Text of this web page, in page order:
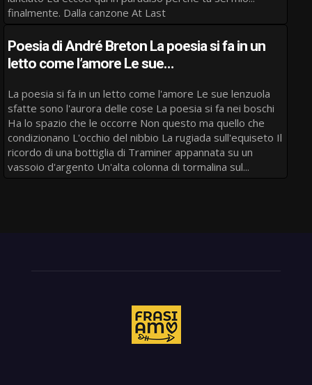
finalmente. Dalla canzone At Last
Poesia di André Breton La poesia si fa in un
letto come l’amore Le sue…
La poesia si fa in un letto come l'amore Le sue lenzuola
sfatte sono l'aurora delle cose La poesia si fa nei boschi
Ha lo spazio che le occorre Non questo ma quello che
condizionano L'occhio del nibbio La rugiada sull'equiseto Il
ricordo di una bottiglia di Traminer appannata su un
vassoio d'argento Un'alta colonna di tormalina sul...